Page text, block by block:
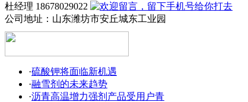
杜经理 18678029022
公司地址： 山东潍坊市安丘城东工业园
·硫酸钾将面临新机遇
·融雪剂的未来趋势
·沥青高温增力强剂产品受用户青